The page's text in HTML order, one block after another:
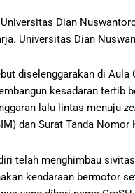
Dian
Universitas Dian
diselenggarakan di
kesadaran tertib
lalu lintas menuju
dan Surat Tanda
telah menghimbau
kendaraan bermotor